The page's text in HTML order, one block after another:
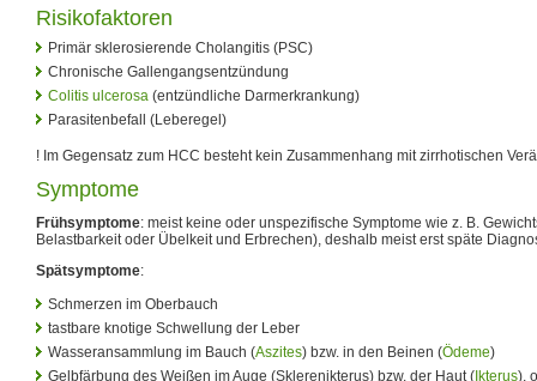
Risikofaktoren
Primär sklerosierende Cholangitis (PSC)
Chronische Gallengangsentzündung
Colitis ulcerosa (entzündliche Darmerkrankung)
Parasitenbefall (Leberegel)
! Im Gegensatz zum HCC besteht kein Zusammenhang mit zirrhotischen
Symptome
Frühsymptome: meist keine oder unspezifische Symptome wie z. B.
Belastbarkeit oder Übelkeit und Erbrechen), deshalb meist erst späte
Spätsymptome:
Schmerzen im Oberbauch
tastbare knotige Schwellung der Leber
Wasseransammlung im Bauch (Aszites) bzw. in den Beinen (Ödeme)
Gelbfärbung des Weißen im Auge (Sklerenikterus) bzw. der Haut ( Ikterus),